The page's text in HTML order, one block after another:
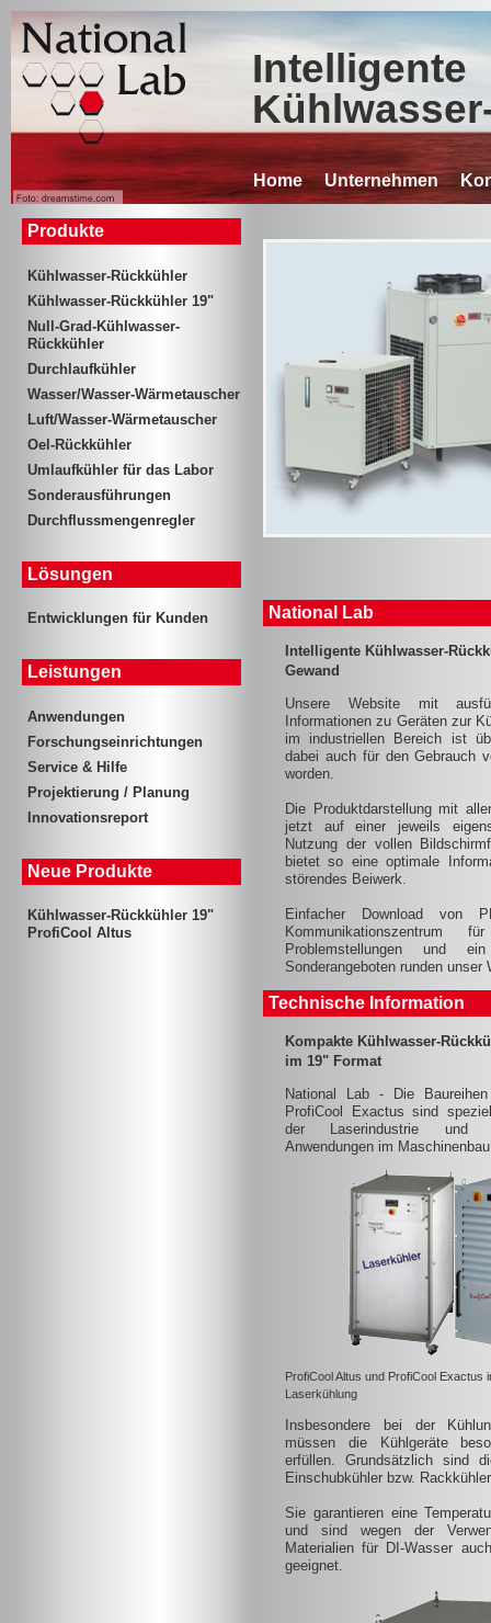
Intelligente
Home Unternehmen
Produkte
Kühlwasser-Rückkühler
Kühlwasser-Rückkühler 19"
Null-Grad-Kühlwasser-
Rückkühler
Durchlaufkühler
Wasser/Wasser-Wärmetauscher
Luft/Wasser-Wärmetauscher
Oel-Rückkühler
Umlaufkühler für das Labor
Sonderausführungen
Durchflussmengenregler
Lösungen
Entwicklungen für Kunden
Leistungen
Anwendungen
Forschungseinrichtungen
Service & Hilfe
Projektierung / Planung
Innovationsreport
Neue Produkte
Kühlwasser-Rückkühler 19"
ProfiCool Altus
National Lab
Intelligente Kühlwasser-
Gewand
Unsere Website mit
Informationen zu Geräten zur
im industriellen Bereich ist
dabei auch für den Gebrauch
worden.
Die Produktdarstellung mit
jetzt auf einer jeweils
Nutzung der vollen
bietet so eine optimale
störendes Beiwerk.
Einfacher Download von
Kommunikationszentrum
Problemstellungen und
Sonderangeboten runden unser
Technische Information
Kompakte Kühlwasser-
im 19" Format
National Lab - Die
ProfiCool Exactus sind
der Laserindustrie und
Anwendungen im
ProfiCool Altus und ProfiCool Exactus
Laserkühlung
Insbesondere bei der
müssen die Kühlgeräte
erfüllen. Grundsätzlich sind
Einschubkühler bzw.
Sie garantieren eine
und sind wegen der
Materialien für DI-Wasser
geeignet.